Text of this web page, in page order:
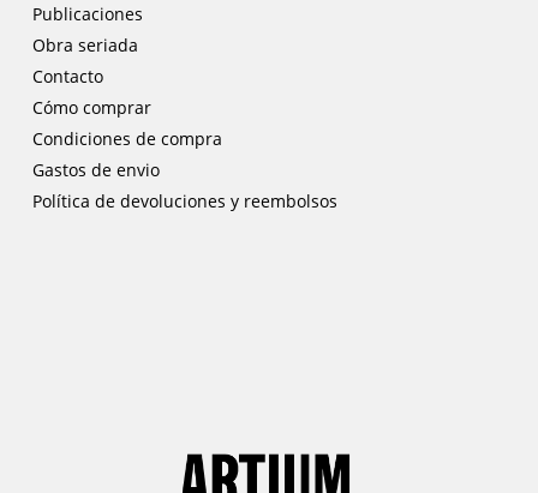
Publicaciones
Obra seriada
Contacto
Cómo comprar
Condiciones de compra
Gastos de envio
Política de devoluciones y reembolsos